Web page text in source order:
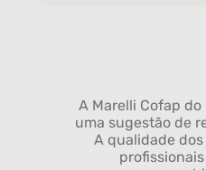
A Marelli Cofap
uma sugestão de
A qualidade